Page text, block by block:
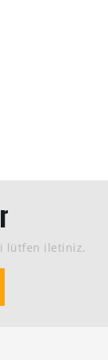
lütfen iletiniz.